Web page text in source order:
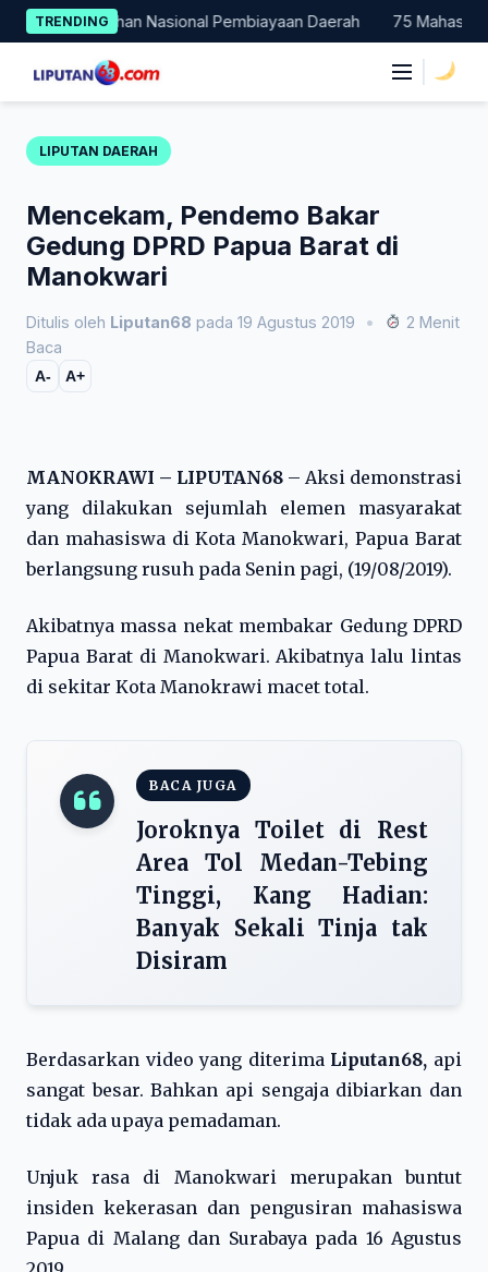
Skip
to
content
TRENDINGNasional Pembiayaan Daerah 75 Mahasiswa
LIPUTAN DAERAH
Mencekam, Pendemo Bakar
Gedung DPRD Papua Barat di
Manokwari
Ditulis oleh Liputan68 pada 19 Agustus 2019 •
2 Menit
Baca
A- A+
MANOKRAWI – LIPUTAN68 – Aksi demonstrasi
yang dilakukan sejumlah elemen masyarakat
dan mahasiswa di Kota Manokwari, Papua Barat
berlangsung rusuh pada Senin pagi, (19/08/2019).
Akibatnya massa nekat membakar Gedung DPRD
Papua Barat di Manokwari. Akibatnya lalu lintas
di sekitar Kota Manokrawi macet total.
BACA JUGA
Joroknya Toilet di Rest
Area Tol Medan-Tebing
Tinggi, Kang Hadian:
Banyak Sekali Tinja tak
Disiram
Berdasarkan video yang diterima Liputan68, api
sangat besar. Bahkan api sengaja dibiarkan dan
tidak ada upaya pemadaman.
Unjuk rasa di Manokwari merupakan buntut
insiden kekerasan dan pengusiran mahasiswa
Papua di Malang dan Surabaya pada 16 Agustus